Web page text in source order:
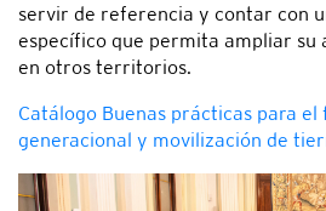
servir de referencia y contar con
específico que permita ampliar su
en otros territorios.
Catálogo Buenas prácticas para
generacional y movilización de